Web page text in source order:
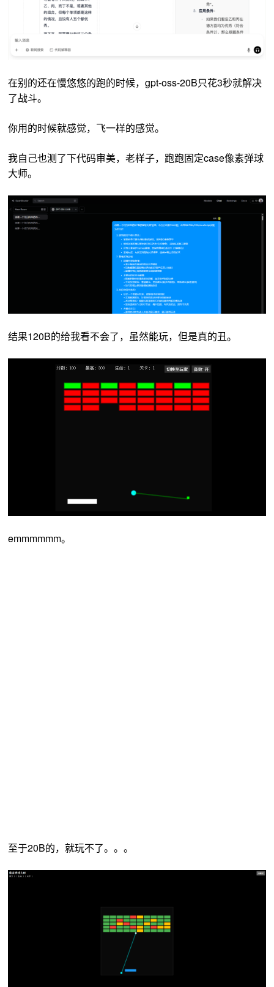
在别的还在慢悠悠的跑的时候，gpt-oss-20B只花3秒就解决
了战斗。
你用的时候就感觉，飞一样的感觉。
我自己也测了下代码审美，老样子，跑跑固定case像素弹球
大师。
结果120B的给我看不会了，虽然能玩，但是真的丑。
emmmmmm。
至于20B的，就玩不了。。。